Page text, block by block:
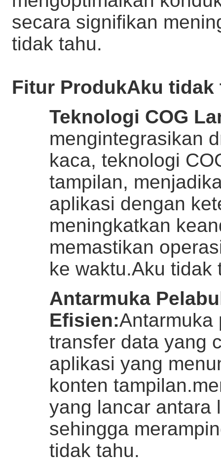
secara signifikan
tidak tahu.
Fitur ProdukAku tidak
Teknologi COG
mengintegrasikan
kaca, teknologi
tampilan,
aplikasi dengan
meningkatkan
memastikan
ke waktu.Aku tidak
Antarmuka
Efisien:Antarmuka
transfer data yang
aplikasi yang
konten
yang lancar antara
sehingga
tidak tahu.